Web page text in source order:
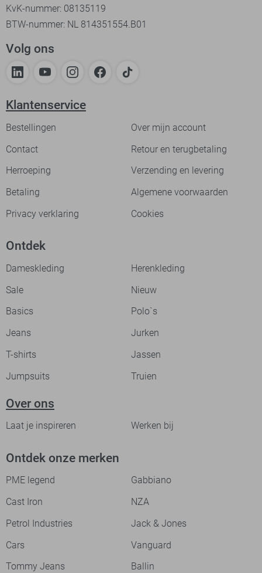
KvK-nummer: 08135119
BTW-nummer: NL 814351554.B01
Volg ons
Klantenservice
Bestellingen
Over mijn account
Contact
Retour en terugbetaling
Herroeping
Verzending en levering
Betaling
Algemene voorwaarden
Privacy verklaring
Cookies
Ontdek
Dameskleding
Herenkleding
Sale
Nieuw
Basics
Polo`s
Jeans
Jurken
T-shirts
Jassen
Jumpsuits
Truien
Over ons
Laat je inspireren Werken bij
Ontdek onze merken
PME legend
Gabbiano
Cast Iron
NZA
Petrol Industries
Jack & Jones
Cars
Vanguard
Tommy Jeans
Ballin